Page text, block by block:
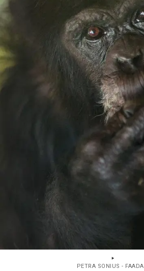
PETRA SONIUS - FAADA